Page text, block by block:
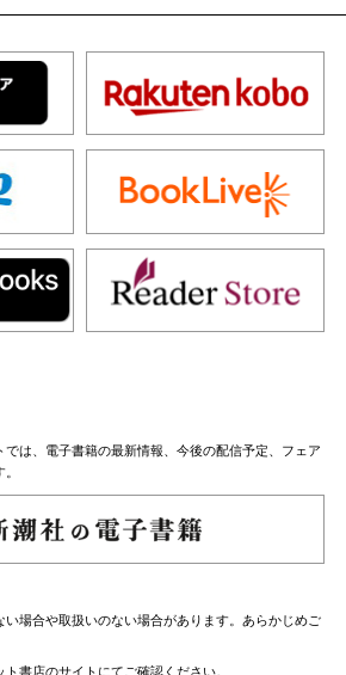
では、電子書籍の最新情報、今後の配信予定、フェア
場合や取扱いのない場合があります。あらかじめご
書店のサイトにてご確認ください。